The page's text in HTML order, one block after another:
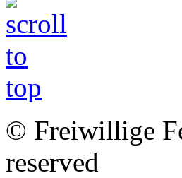
© Freiwillige
reserved